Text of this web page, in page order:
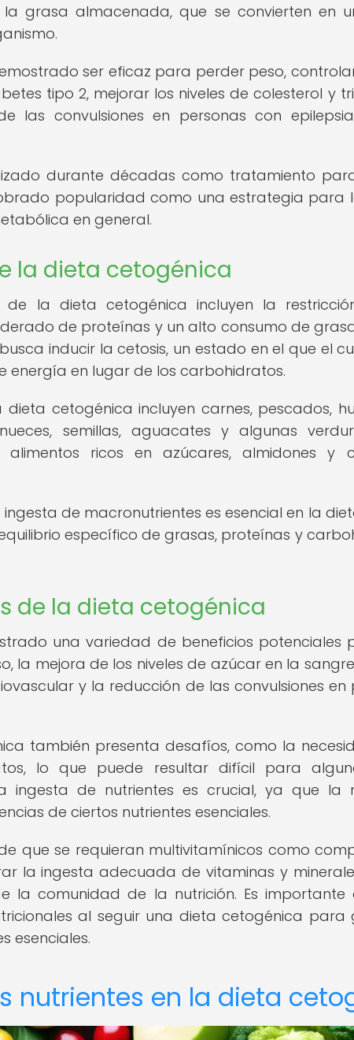
grasa almacenada, que se convierten en
ser eficaz para perder peso,
tipo 2, mejorar los niveles de colesterol y
las convulsiones en personas con
durante décadas como tratamiento
popularidad como una estrategia para
en general.
la dieta cetogénica
de la dieta cetogénica incluyen la
de proteínas y un alto consumo de
inducir la cetosis, un estado en el que el
energía en lugar de los carbohidratos.
cetogénica incluyen carnes, pescados,
semillas, aguacates y algunas
ricos en azúcares, almidones y
de macronutrientes es esencial en la
específico de grasas, proteínas y
de la dieta cetogénica
una variedad de beneficios potenciales
la mejora de los niveles de azúcar en la
y la reducción de las convulsiones en
también presenta desafíos, como la
lo que puede resultar difícil para
ingesta de nutrientes es crucial, ya que la
de ciertos nutrientes esenciales.
que se requieran multivitamínicos como
la ingesta adecuada de vitaminas y
la comunidad de la nutrición. Es importante
al seguir una dieta cetogénica para
esenciales.
nutrientes en la dieta